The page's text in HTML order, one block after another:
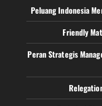
Peluang Indonesia
Friendly
Peran Strategis